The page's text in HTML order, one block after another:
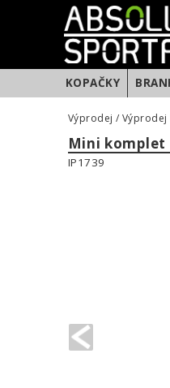
KOPAČKY
Výprodej / Výprodej
Mini komplet
IP1739